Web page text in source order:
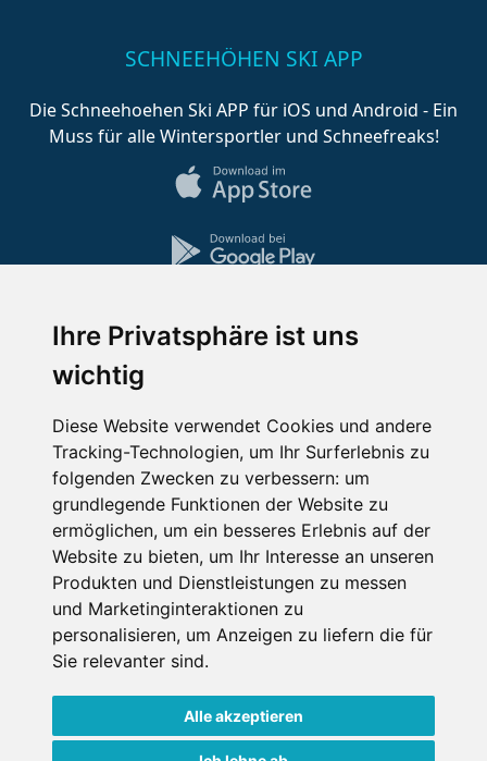
Ihre Privatsphäre ist uns
wichtig
Diese Website verwendet Cookies und andere
Tracking-Technologien, um Ihr Surferlebnis zu
folgenden Zwecken zu verbessern: um
grundlegende Funktionen der Website zu
ermöglichen, um ein besseres Erlebnis auf der
Website zu bieten, um Ihr Interesse an unseren
Produkten und Dienstleistungen zu messen
und Marketinginteraktionen zu
personalisieren, um Anzeigen zu liefern die für
Sie relevanter sind.
Alle akzeptieren
SCHNEEHÖHEN SKI APP
Die Schneehoehen Ski APP für iOS und Android - Ein
Muss für alle Wintersportler und Schneefreaks!
Impressum
Nutzungsbedingungen
Portale
FAQ Newsletter Mediadaten
Copyright © 2026 Schneemenschen GmbH
Goldener Herbst in den Alpen - Angebote vergleichen
& die Natur genießen! Jetzt Angebote entdecken!